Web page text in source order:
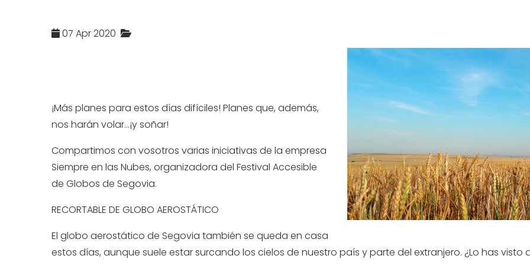
07 Apr 2020
¡Más planes para estos días difíciles! Planes que, además,
nos harán volar...¡y soñar!
Compartimos con vosotros varias iniciativas de la empresa
Siempre en las Nubes, organizadora del Festival Accesible
de Globos de Segovia.
RECORTABLE DE GLOBO AEROSTÁTICO
El globo aerostático de Segovia también se queda en casa
estos días, aunque suele estar surcando los cielos de nuestro país y parte del extranjero. ¿Lo has